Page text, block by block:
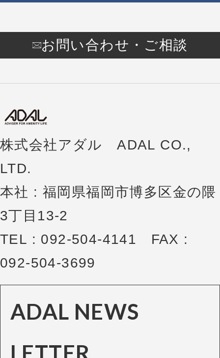
お問い合わせ・ご相談
株式会社アダル ADAL CO.,
LTD.
本社 : 福岡県福岡市博多区金の隈
3丁目13-2
TEL : 092-504-4141 FAX :
092-504-3699
ADAL NEWS
LETTER